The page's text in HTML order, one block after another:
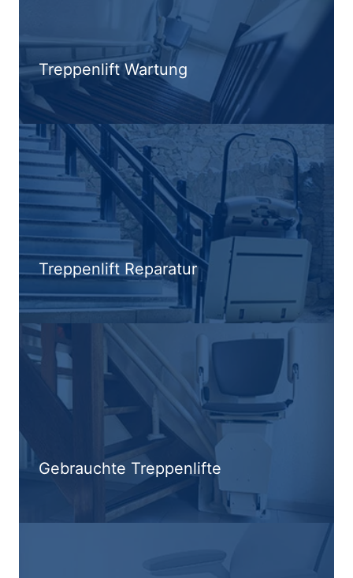
Treppenlift Wartung
Treppenlift Reparatur
Gebrauchte Treppenlifte